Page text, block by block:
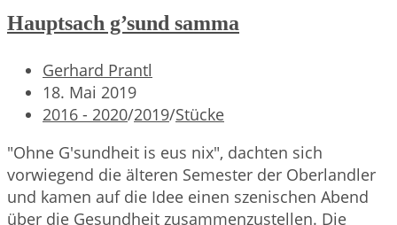
Hauptsach g’sund samma
Beitrags-
Autor:
Gerhard Prantl
Beitrag
veröffentlicht:
18. Mai 2019
Beitrags-
2016 - 2020/2019/Stücke
"Ohne G'sundheit is eus nix", dachten sich
vorwiegend die älteren Semester der Oberlandler
und kamen auf die Idee einen szenischen Abend
über die Gesundheit zusammenzustellen. Die